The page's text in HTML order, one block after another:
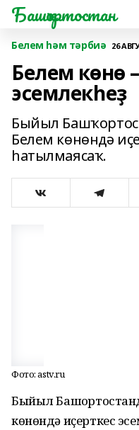
Башҡортостан
Белем һәм тәрбиә 26
Белем көнө
эсемлекһеҙ
Быйыл
Белем көнөндә
һатылмаясаҡ.
Фото: astv.ru
Быйыл
көнөндә иҫерткес